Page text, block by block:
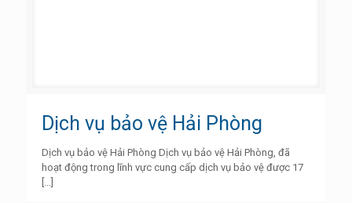
Dịch vụ bảo vệ Hải Phòng
Dịch vụ bảo vệ Hải Phòng Dịch vụ bảo vệ Hải Phòng, đã
hoạt động trong lĩnh vực cung cấp dịch vụ bảo vệ được 17
[…]